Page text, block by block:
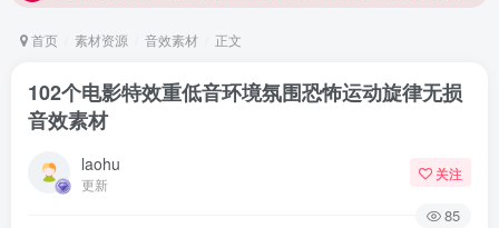
首页 素材资源 音效素材 正文
102个电影特效重低音环境氛围恐怖运动旋律无损
音效素材
laohu
更新
关注
85